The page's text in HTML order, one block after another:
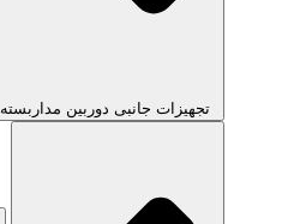
تجهیزات جانبی دوربین مداربسته